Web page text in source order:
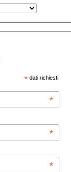
* dati richiesti
*
*
*